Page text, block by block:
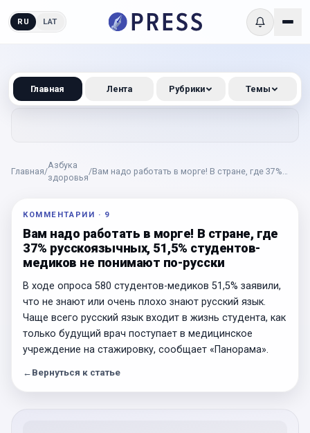
RU LAT
Главная/
Азбука
здоровья
/Вам надо работать в морге! В стране, где 37%
КОММЕНТАРИИ · 9
Вам надо работать в морге! В стране, где
37% русскоязычных, 51,5% студентов-
медиков не понимают по-русски
В ходе опроса 580 студентов-медиков 51,5% заявили,
что не знают или очень плохо знают русский язык.
Чаще всего русский язык входит в жизнь студента, как
только будущий врач поступает в медицинское
учреждение на стажировку, сообщает «Панорама».
← Вернуться к статье
Главная Лента Рубрики Темы